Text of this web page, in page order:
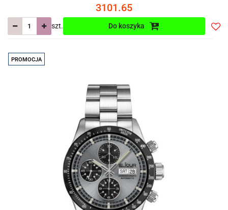
3101.65
szt. Do koszyka
PROMOCJA